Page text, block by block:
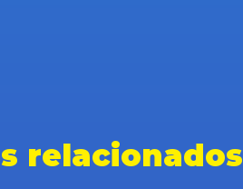
relacionados